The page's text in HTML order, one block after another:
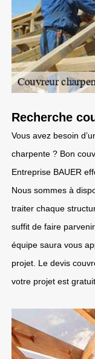
Recherche
Vous avez besoin
charpente ? Bon
Entreprise BAUER
Nous sommes à
traiter chaque
suffit de faire
équipe saura vous
projet. Le devis
votre projet est